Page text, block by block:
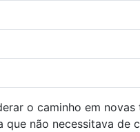
o caminho em
não necessitava de